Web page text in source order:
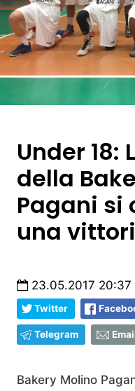
Under 18:
della
Pagani si
una
23.05.2017 20:37
Twitter
Telegram
Bakery Molino